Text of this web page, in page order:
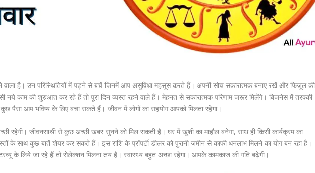
वाला है। उन परिस्थितियों में पड़ने से बचें जिनमें आप असुविधा महसूस करते हैं। अपनी सोच सकारात्मक बनाए रखें और फिजूल की
नये काम की शुरुआत कर रहे हैं तो पूरा दिन व्यस्त रहने वाले हैं। मेहनत से सकारात्मक परिणाम जरूर मिलेंगे। बिजनेस में तरक्की
कुछ पैसा आप भविष्य के लिए बचा सकते हैं। जीवन में लोगों का सहयोग आपको मिलता रहेगा।
रहेगी। जीवनसाथी से कुछ अच्छी खबर सुनने को मिल सकती है। घर में खुशी का माहौल बनेगा, साथ ही किसी कार्यक्रम का
के साथ कुछ बातें शेयर कर सकते हैं। इस राशि के प्रॉपर्टी डीलर को पुरानी जमीन से काफी धनलाभ मिलने का योग बन रहा है।
के लिये जा रहे हैं तो सेलेक्शन मिलना तय है। स्वास्थ्य बहुत अच्छा रहेगा। आपके कामकाज की गति बढ़ेगी।